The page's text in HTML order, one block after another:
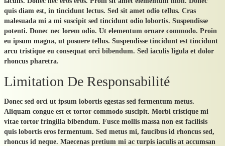
quis diam est, in tincidunt lectus. Sed sit amet odio tellus. Cras
malesuada mi a mi suscipit sed tincidunt odio lobortis. Suspendisse
potenti. Donec nec lorem odio. Ut elementum ornare commodo. Proin
eu ipsum magna, ut posuere tellus. Suspendisse tincidunt est tincidunt
arcu tristique eu consequat orci bibendum. Sed iaculis ligula et dolor
rhoncus pharetra.
Limitation De Responsabilité
Donec sed orci ut ipsum lobortis egestas sed fermentum metus.
Aliquam congue est et tortor commodo suscipit. Morbi tristique mi
vitae tortor fringilla bibendum. Fusce mollis massa non est facilisis
quis lobortis eros fermentum. Sed metus mi, faucibus id rhoncus sed,
rhoncus id neque. Maecenas pretium mi ac turpis iaculis at accumsan